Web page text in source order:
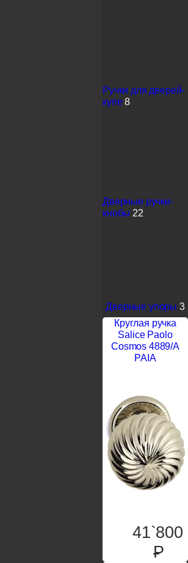
Ручки для дверей-
купе 8
Дверные ручки-
кнобы 22
Дверные упоры 3
Круглая ручка
Salice Paolo
Cosmos 4889/A
PAIA
41`800
P